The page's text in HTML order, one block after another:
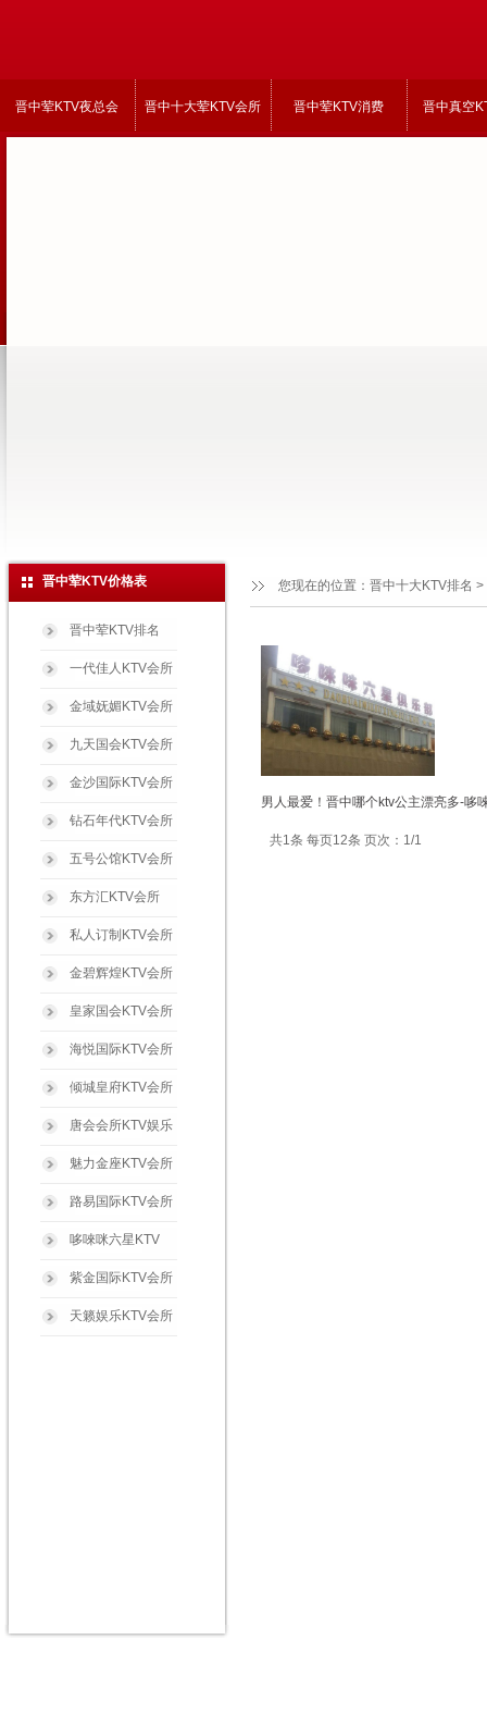
晋中荤KTV夜总会 晋中十大荤KTV会所 晋中荤KTV消费 晋中真空
晋中荤KTV价格表
晋中荤KTV排名
一代佳人KTV会所
金域妩媚KTV会所
九天国会KTV会所
金沙国际KTV会所
钻石年代KTV会所
五号公馆KTV会所
东方汇KTV会所
私人订制KTV会所
金碧辉煌KTV会所
皇家国会KTV会所
海悦国际KTV会所
倾城皇府KTV会所
唐会会所KTV娱乐
魅力金座KTV会所
路易国际KTV会所
哆唻咪六星KTV
紫金国际KTV会所
天籁娱乐KTV会所
男人最爱！晋中哪个ktv公主漂亮多-哆
共1条 每页12条 页次：1/1
您现在的位置： 晋中十大KTV排名 >